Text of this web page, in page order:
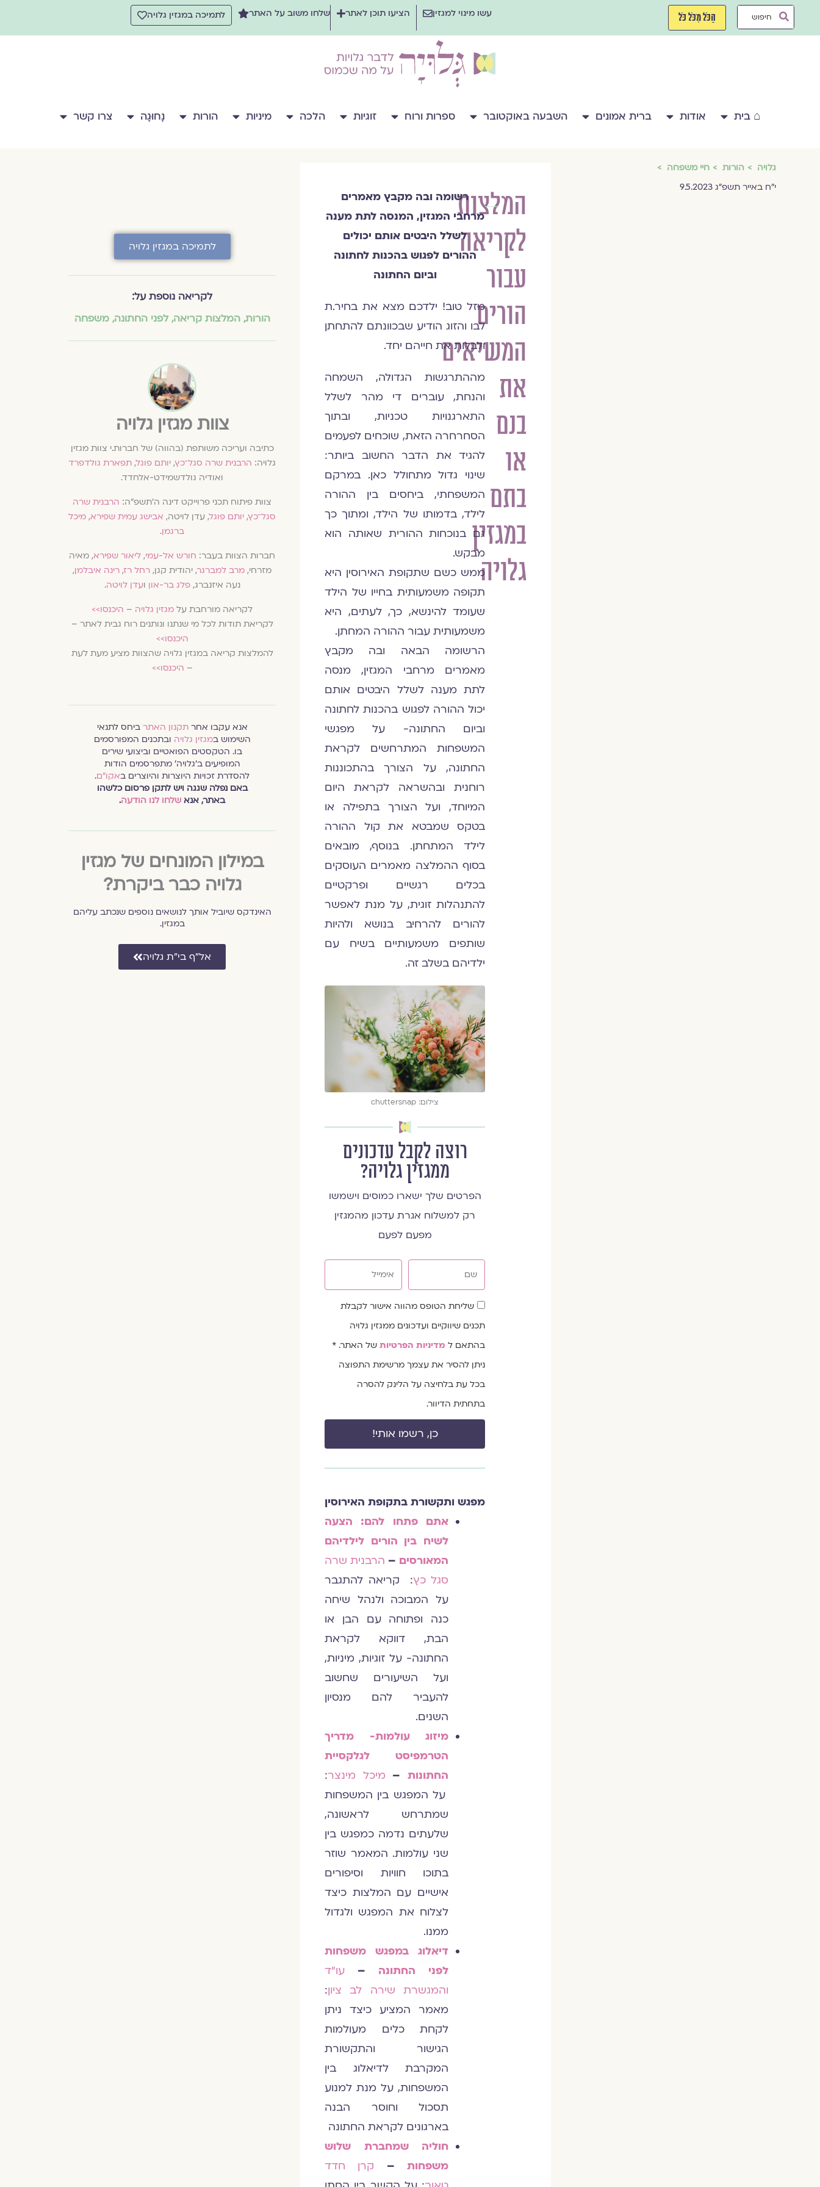
Search
הַכֹּל מִכֹּל כֹּל עשו מינוי למגזין הציעו תוכן לאתר שלחו משוב על האתר לתמיכה במגזין גלויה
⌂ בית אודות ברית אמונים השבעה באוקטובר ספרות ורוח זוגיות הלכה מיניות הורות נָחוּגָה צרו קשר
גלויה הורות
חיי משפחה
י״ח באייר תשפ״ג 9.5.2023
המלצות
לקריאה
עבור
הורים
המשיאים
את
בנם
או
בתם
במגזין
גלויה
צוות
מגזין
גלויה
רשומה ובה מקבץ מאמרים
מרחבי המגזין, המנסה לתת מענה
לשלל היבטים אותם יכולים
ההורים לפגוש בהכנות לחתונה
וביום החתונה
מזל טוב! ילדכם מצא את בחיר.ת
לבו והזוג הודיע שבכוונתם להתחתן
ולבלות את חייהם יחד.
מההתרגשות הגדולה, השמחה
והנחת, עוברים די מהר לשלל
התארגנויות טכניות, ובתוך
הסחרחרה הזאת, שוכחים לפעמים
להגיד את הדבר החשוב ביותר:
שינוי גדול מתחולל כאן. במרקם
המשפחתי, ביחסים בין ההורה
לילד, בדמותו של הילד, ומתוך כך
גם בנוכחות ההורית שאותה הוא
מבקש.
ממש כשם שתקופת האירוסין היא
תקופה משמעותית בחייו של הילד
שעומד להינשא, כך, לעתים, היא
משמעותית עבור ההורה המחתן.
הרשומה הבאה ובה מקבץ
מאמרים מרחבי המגזין, מנסה
לתת מענה לשלל היבטים אותם
יכול ההורה לפגוש בהכנות לחתונה
וביום החתונה- על מפגשי
המשפחות המתרחשים לקראת
החתונה, על הצורך בהתכוננות
רוחנית ובהשראה לקראת היום
המיוחד, ועל הצורך בתפילה או
בטקס שמבטא את קול ההורה
לילד המתחתן. בנוסף, מובאים
בסוף ההמלצה מאמרים העוסקים
בכלים רגשיים ופרקטיים
להתנהלות זוגית, על מנת לאפשר
להורים להרחיב בנושא ולהיות
שותפים משמעותיים בשיח עם
ילדיהם בשלב זה.
צילום: chuttersnap
רוצה לקבל עדכונים
ממגזין גלויה?
הפרטים שלך ישארו כמוסים וישמשו
רק למשלוח אגרת עדכון מהמגזין
מפעם לפעם
שדהשליחת הטופס מהווה אישור לקבלת
תכנים שיווקיים ועדכונים ממגזין גלויה
בהתאם למדיניות הפרטיותשל האתר. *
ניתן להסיר את עצמך מרשימת התפוצה
בכל עת בלחיצה על הלינק להסרה
בתחתית הדיוור.
כן, רשמו אותי!
מפגש ותקשורת בתקופת האירוסין
אתם פתחו להם: הצעה
לשיח בין הורים לילדיהם
המאורסים – הרבנית שרה
סגל כץ:
קריאה להתגבר
על המבוכה ולנהל שיחה
כנה ופתוחה עם הבן או
הבת, דווקא לקראת
החתונה- על זוגיות, מיניות,
ועל השיעורים שחשוב
להעביר להם מנסיון
השנים.
מיזוג עולמות- מדריך
הטרמפיסט לגלקסיית
החתונות– מיכל מינצר:
על המפגש בין המשפחות
שמתרחש לראשונה,
שלעתים נדמה כמפגש בין
שני עולמות. המאמר שוזר
בתוכו חוויות וסיפורים
אישיים עם המלצות כיצד
לצלוח את המפגש ולגדול
ממנו.
דיאלוג במפגש משפחות
לפני החתונה –עו"ד
והמגשרת שירה לב ציון:
מאמר המציע כיצד ניתן
לקחת כלים מעולמות
הגישור והתקשורת
המקרבת לדיאלוג בין
המשפחות, על מנת למנוע
תסכול וחוסר הבנה
בארגונים לקראת החתונה
חוליה שמחברת שלוש
משפחות– קרן חדד
לתמיכה במגזין גלויה
לקריאה נוספת על:
הורות,המלצות קריאה,לפני החתונה,משפחה
צוות מגזין גלויה
כתיבה ועריכה משותפת (בהווה) של חברות.י צוות מגזין
גלויה: הרבנית שרה סגל־כץ, יותם פוגל, תפארת גולדפרד
ואודיה גולדשמידט-אלחדד.
צוות פיתוח תכני פרוייקט דינה ה׳תשפ״ה: הרבנית שרה
סגל־כץ, יותם פוגל, עדן לויטה, אבישג עמית שפירא, מיכל
ברגמן.
חברות הצוות בעבר: חורש אל-עמי, ליאור שפירא, מאיה
מזרחי, מרב למברגר, יהודית קגן, רחל רז, רינה איבלמן,
נעה איזנברג,פלג בר-און ועדן לויטה.
לקריאה מורחבת על מגזין גלויה – היכנסו>>
לקריאת תודות לכל מי שנתנו ונותנים רוח גבית לאתר –
היכנסו>>
להמלצות קריאה במגזין גלויה שהצוות מציע מעת לעת
– היכנסו>>
אנא עקבו אחרתקנון האתר ביחס לתנאי
השימוש במגזין גלויה ובתכנים המפורסמים
בו. הטקסטים הפואטיים וביצועי שירים
המופיעים ב׳גלויה׳ מתפרסמים הודות
להסדרת זכויות היוצרות והיוצרים באקו״ם.
באם נפלה שגגה ויש לתקן פרסום כלשהו
באתר, אנא שלחו לנו הודעה.
במילון המונחים של מגזין
גלויה כבר ביקרת?
האינדקס שיוביל אותך לנושאים נוספים שנכתב עליהם
במגזין.
אל״ף בי״ת גלויה